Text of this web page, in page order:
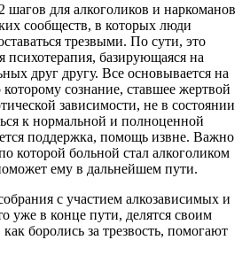
для алкоголиков и наркоманов
сообществ, в которых люди
трезвыми. По сути, это
психотерапия, базирующаяся на
друг другу. Все основывается на
сознание, ставшее жертвой
зависимости, не в состоянии
к нормальной и полноценной
поддержка, помощь извне. Важно
которой больной стал алкоголиком
ему в дальнейшем пути.
с участием алкозависимых и
уже в конце пути, делятся своим
боролись за трезвость, помогают